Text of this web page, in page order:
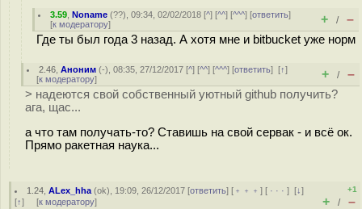
3.59 ,Noname (??), 09:34, 02/02/2018 [^] [^^] [^^^] [ответить]
[к модератору] + / –
Где ты был года 3 назад. А хотя мне и bitbucket уже норм
2.46 ,Аноним (-), 08:35, 27/12/2017 [^] [^^] [^^^] [ответить][↑]
[к модератору] + / –
> надеются свой собственный уютный github получить?
ага, щас...
а что там получать-то? Ставишь на свой сервак - и всё ок.
Прямо ракетная наука...
1.24 ,ALex_hha (ok), 19:09, 26/12/2017 [ответить] [ ﹢﹢﹢] [ · · ·][↓]
[↑] [к модератору]
+1
+ / –